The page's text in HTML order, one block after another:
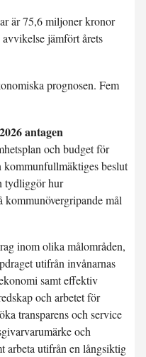
är 75,6 miljoner kronor
jämfört årets
prognosen. Fem
antagen
och budget för
kommunfullmäktiges beslut
tydliggör hur
mål
inom olika målområden,
utifrån invånarnas
samt effektiv
och arbetet för
transparens och service
och
arbeta utifrån en långsiktig